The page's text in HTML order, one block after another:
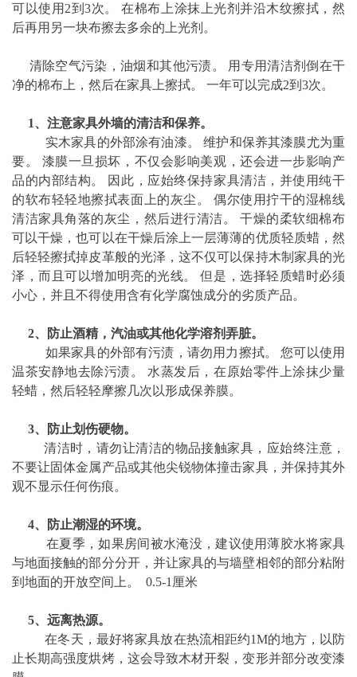
可以使用2到3次。 在棉布上涂抹上光剂并沿木纹擦拭，然
后再用另一块布擦去多余的上光剂。
清除空气污染，油烟和其他污渍。 用专用清洁剂倒在干
净的棉布上，然后在家具上擦拭。 一年可以完成2到3次。
1、注意家具外墙的清洁和保养。
实木家具的外部涂有油漆。 维护和保养其漆膜尤为重
要。 漆膜一旦损坏，不仅会影响美观，还会进一步影响产
品的内部结构。 因此，应始终保持家具清洁，并使用纯干
的软布轻轻地擦拭表面上的灰尘。 偶尔使用拧干的湿棉线
清洁家具角落的灰尘，然后进行清洁。 干燥的柔软细棉布
可以干燥，也可以在干燥后涂上一层薄薄的优质轻质蜡，然
后轻轻擦拭掉皮革般的光泽，这不仅可以保持木制家具的光
泽，而且可以增加明亮的光线。 但是，选择轻质蜡时必须
小心，并且不得使用含有化学腐蚀成分的劣质产品。
2、防止酒精，汽油或其他化学溶剂弄脏。
如果家具的外部有污渍，请勿用力擦拭。 您可以使用
温茶安静地去除污渍。 水蒸发后，在原始零件上涂抹少量
轻蜡，然后轻轻摩擦几次以形成保养膜。
3、防止划伤硬物。
清洁时，请勿让清洁的物品接触家具，应始终注意，
不要让固体金属产品或其他尖锐物体撞击家具，并保持其外
观不显示任何伤痕。
4、防止潮湿的环境。
在夏季，如果房间被水淹没，建议使用薄胶水将家具
与地面接触的部分分开，并让家具的与墙壁相邻的部分粘附
到地面的开放空间上。 0.5-1厘米
5、远离热源。
在冬天，最好将家具放在热流相距约1M的地方，以防
止长期高强度烘烤，这会导致木材开裂，变形并部分改变漆